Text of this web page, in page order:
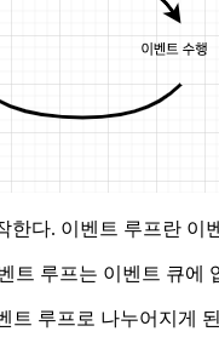
한다. 이벤트 루프란
루프는 이벤트 큐
루프로 나누어지게